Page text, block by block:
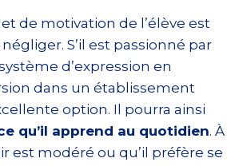
de motivation de l’élève est
S’il est passionné par
d’expression en
dans un établissement
option. Il pourra ainsi
qu’il apprend au quotidien. À
est modéré ou qu’il préfère se